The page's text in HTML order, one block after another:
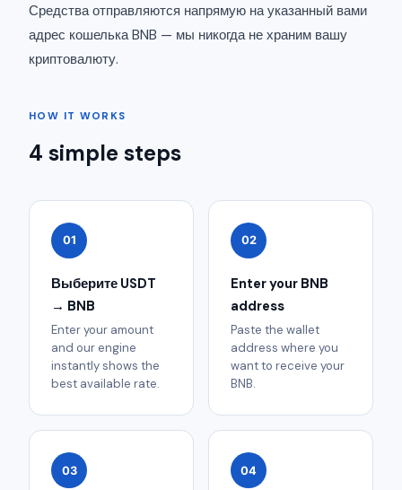
Средства отправляются напрямую на указанный вами
адрес кошелька BNB — мы никогда не храним вашу
криптовалюту.
HOW IT WORKS
4 simple steps
01
Выберите USDT
→ BNB
Enter your amount
and our engine
instantly shows the
best available rate.
02
Enter your BNB
address
Paste the wallet
address where you
want to receive your
BNB.
03 04